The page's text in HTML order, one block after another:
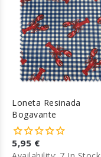
Loneta Resinada
Bogavante
5,95 €